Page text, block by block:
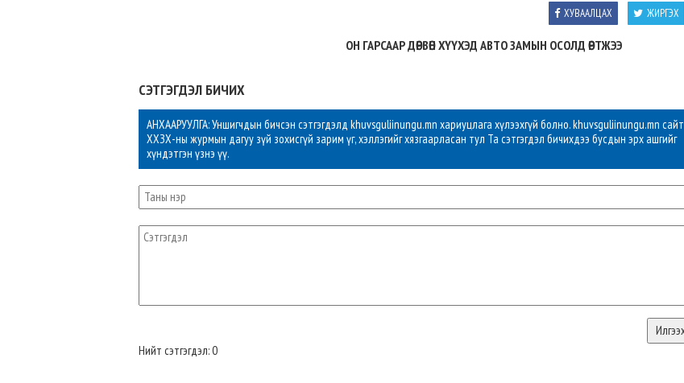
ЖИРГЭХ
ХУВААЛЦАХ
ОН ГАРСААР ДӨРВӨН ХҮҮХЭД АВТО ЗАМЫН ОСОЛД ӨРТЖЭЭ
СЭТГЭГДЭЛ БИЧИХ
АНХААРУУЛГА: Уншигчдын бичсэн сэтгэгдэлд khuvsguliinungu.mn хариуцлага хүлээхгүй болно. khuvsguliinungu.mn сайт
ХХЗХ-ны журмын дагуу зүй зохисгүй зарим үг, хэллэгийг хязгаарласан тул Та сэтгэгдэл бичихдээ бусдын эрх ашгийг
хүндэтгэн үзнэ үү.
Нийт сэтгэгдэл: 0